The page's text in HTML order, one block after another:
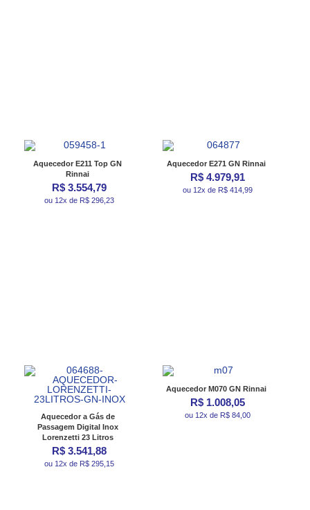
Aquecedor E211 Top GN
Rinnai
R$ 3.554,79
ou 12x de R$ 296,23
Aquecedor E271 GN Rinnai
R$ 4.979,91
ou 12x de R$ 414,99
Aquecedor a Gás de
Passagem Digital Inox
Lorenzetti 23 Litros
R$ 3.541,88
ou 12x de R$ 295,15
Aquecedor M070 GN Rinnai
R$ 1.008,05
ou 12x de R$ 84,00